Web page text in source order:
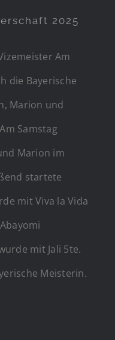
2025
Am
die Bayerische
Marion und
Samstag
Marion im
startete
mit Viva la Vida
mit Jali 5te.
Meisterin.